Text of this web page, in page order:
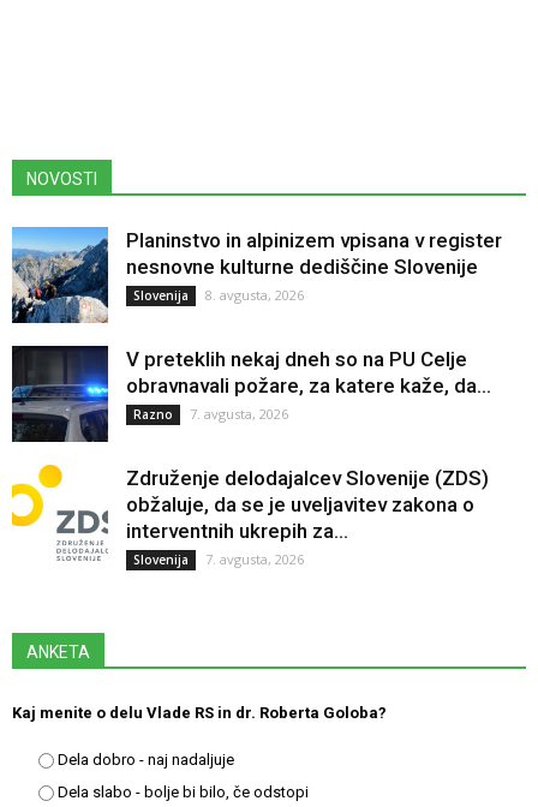
NOVOSTI
Planinstvo in alpinizem vpisana v register
nesnovne kulturne dediščine Slovenije
Slovenija 8. avgusta, 2026
V preteklih nekaj dneh so na PU Celje
obravnavali požare, za katere kaže, da...
Razno 7. avgusta, 2026
Združenje delodajalcev Slovenije (ZDS)
obžaluje, da se je uveljavitev zakona o
interventnih ukrepih za...
Slovenija 7. avgusta, 2026
ANKETA
Kaj menite o delu Vlade RS in dr. Roberta Goloba?
Dela dobro - naj nadaljuje
Dela slabo - bolje bi bilo, če odstopi